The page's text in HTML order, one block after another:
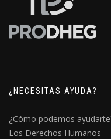
¿NECESITAS AYUDA?
¿Cómo podemos
Los Derechos Humanos